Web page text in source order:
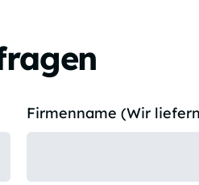
Firmenname (Wir